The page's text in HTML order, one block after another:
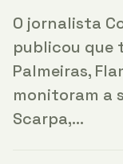
O jornalista
publicou que
Palmeiras,
monitoram a
Scarpa,…